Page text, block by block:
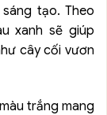
tạo. Theo
xanh sẽ giúp
cây cối vươn
trắng mang